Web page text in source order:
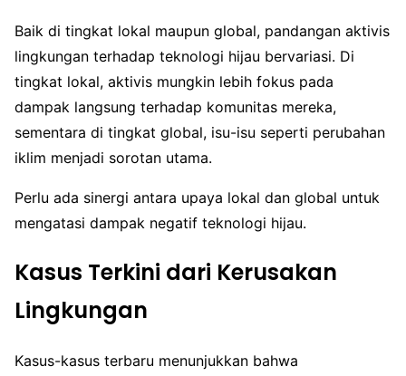
Baik di tingkat lokal maupun global, pandangan aktivis
lingkungan terhadap teknologi hijau bervariasi. Di
tingkat lokal, aktivis mungkin lebih fokus pada
dampak langsung terhadap komunitas mereka,
sementara di tingkat global, isu-isu seperti perubahan
iklim menjadi sorotan utama.
Perlu ada sinergi antara upaya lokal dan global untuk
mengatasi dampak negatif teknologi hijau.
Kasus Terkini dari Kerusakan
Lingkungan
Kasus-kasus terbaru menunjukkan bahwa